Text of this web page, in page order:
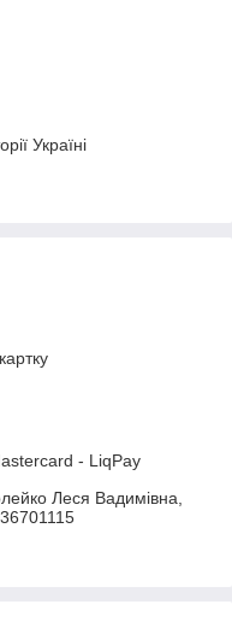
Україні
- LiqPay
Леся Вадимівна,